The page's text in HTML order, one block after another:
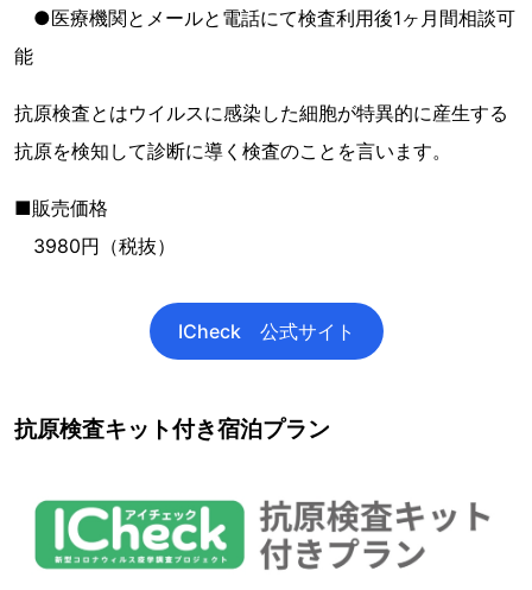
●医療機関とメールと電話にて検査利用後1ヶ月間相談可
能
抗原検査とはウイルスに感染した細胞が特異的に産生する
抗原を検知して診断に導く検査のことを言います。
■販売価格
3980円（税抜）
ICheck 公式サイト
抗原検査キット付き宿泊プラン